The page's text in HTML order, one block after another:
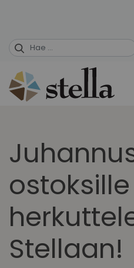
content
Stellaan!